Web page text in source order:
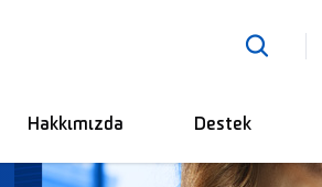
Hakkımızda Destek